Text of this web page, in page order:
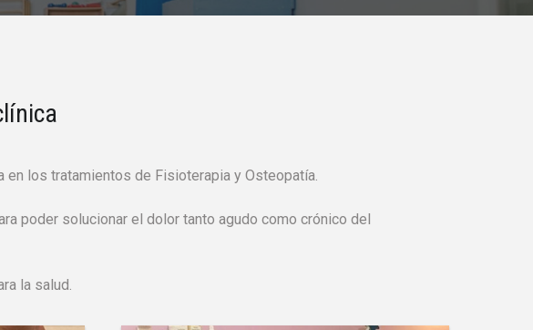
los tratamientos de Fisioterapia y Osteopatía.
poder solucionar el dolor tanto agudo como crónico del
la salud.